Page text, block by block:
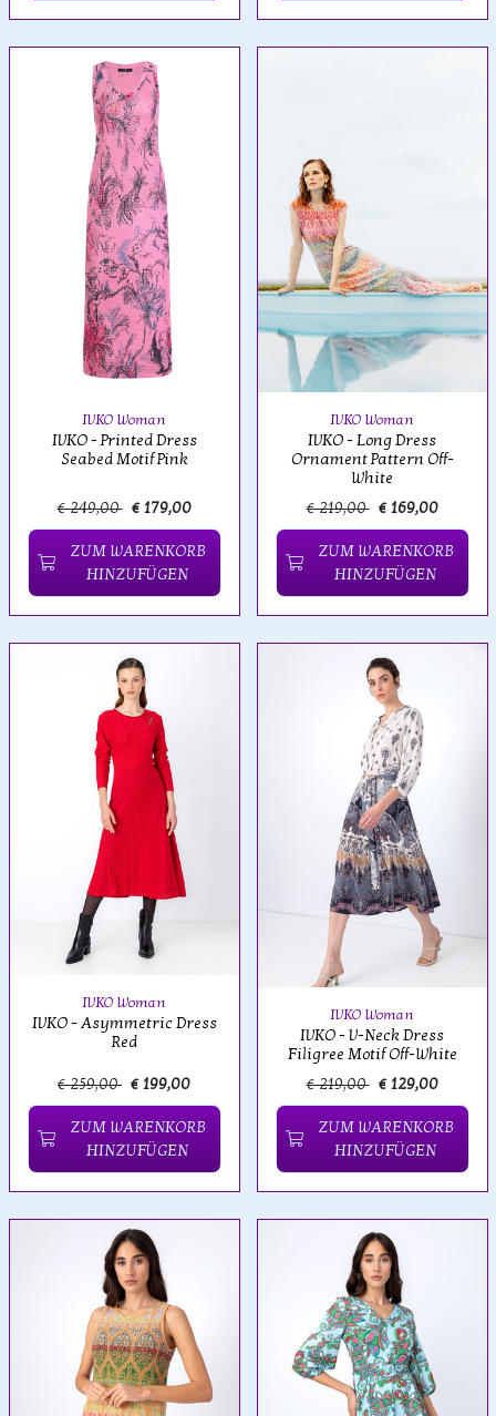
IVKO Woman
IVKO - Printed Dress
Seabed Motif Pink
€ 249,00 € 179,00
ZUM WARENKORB
HINZUFÜGEN
IVKO Woman
IVKO - Long Dress
Ornament Pattern Off-
White
€ 219,00 € 169,00
ZUM WARENKORB
HINZUFÜGEN
IVKO Woman
IVKO - Asymmetric Dress
Red
€ 259,00 € 199,00
ZUM WARENKORB
HINZUFÜGEN
IVKO Woman
IVKO - V-Neck Dress
Filigree Motif Off-White
€ 219,00 € 129,00
ZUM WARENKORB
HINZUFÜGEN